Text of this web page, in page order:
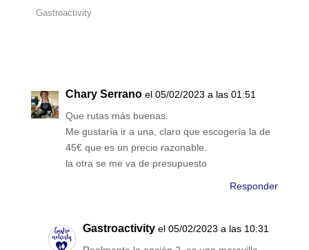
Gastroactivity
Chary Serrano el 05/02/2023 a las 01:51
Que rutas más buenas.
Me gustaría ir a una, claro que escogería la de
45€ que es un precio razonable.
la otra se me va de presupuesto
Responder
Gastroactivity el 05/02/2023 a las 10:31